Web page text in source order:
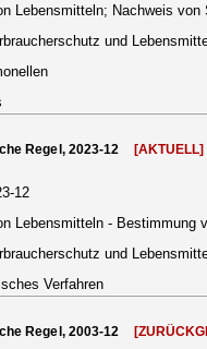
Lebensmitteln; Nachweis
und
Regel, 2023-12 [AKTUELL]
12
Lebensmitteln -
und
Verfahren
Regel, 2003-12